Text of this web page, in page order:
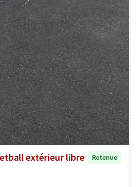
extérieur libre
Retenue